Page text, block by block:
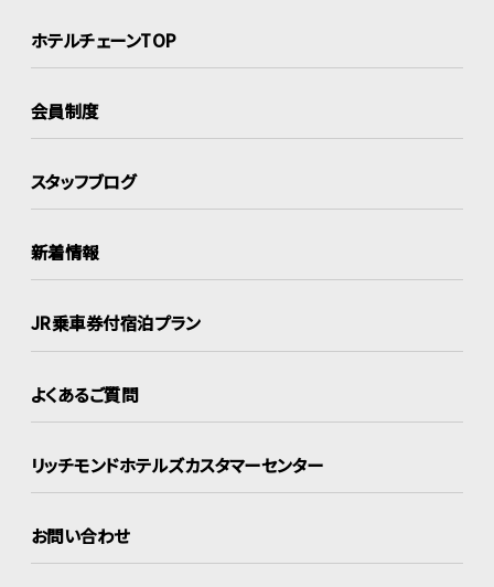
ホテルチェーンTOP
会員制度
スタッフブログ
新着情報
JR乗車券付宿泊プラン
よくあるご質問
リッチモンドホテルズカスタマーセンター
お問い合わせ